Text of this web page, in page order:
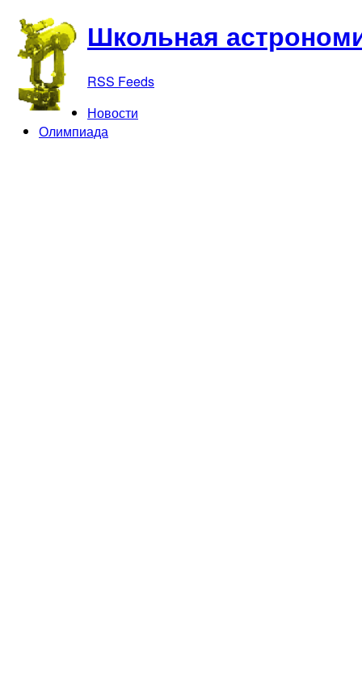
Школьная
RSS Feeds
Новости
Олимпиада